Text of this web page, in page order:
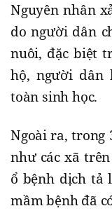
Nguyên nhân
do người dân
nuôi, đặc biệt
hộ, người dân
toàn sinh học.
Ngoài ra, trong
như các xã
ổ bệnh dịch tả
mầm bệnh đã